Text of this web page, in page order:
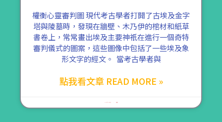
權衡心靈審判圖 現代考古學者打開了古埃及金字
塔與陵墓時，發現在牆壁、木乃伊的棺材和紙草
書卷上，常常畫出埃及主要神祇在進行一個奇特
審判儀式的圖案，這些圖像中包括了一些埃及象
形文字的經文。 當考古學者與
點我看文章 READ MORE »